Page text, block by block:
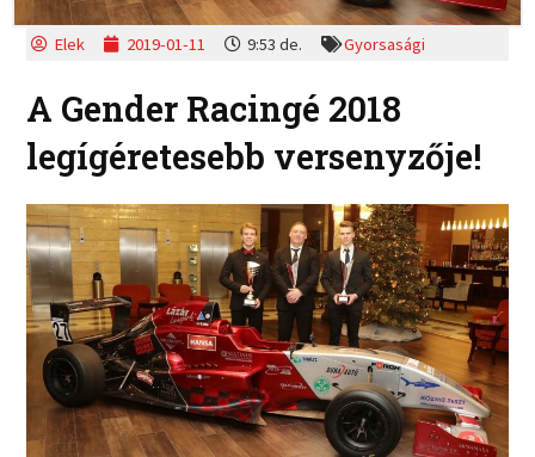
Elek 2019-01-11 9:53 de. Gyorsasági
A Gender Racingé 2018
legígéretesebb versenyzője!